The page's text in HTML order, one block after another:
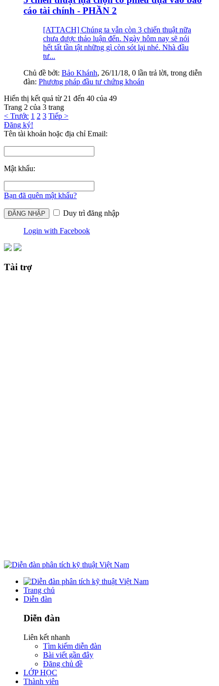
cáo tài chính - PHẦN 2
[ATTACH] Chúng ta vẫn còn 3 chiến thuật nữa
chưa được thảo luận đến. Ngày hôm nay sẽ nói
hết tất tần tật những gì còn sót lại nhé. Nhà đầu
tư...
Chủ đề bởi: Bảo Khánh, 26/11/18, 0 lần trả lời, trong diễn
đàn: Phương pháp đầu tư chứng khoán
Hiển thị kết quả từ 21 đến 40 của 49
Trang 2 của 3 trang
< Trước 1 2 3 Tiếp >
Đăng ký!
Tên tài khoản hoặc địa chỉ Email:
Mật khẩu:
Bạn đã quên mật khẩu?
Duy trì đăng nhập
Login with Facebook
Tài trợ
Trang chủ
Diễn đàn
Diễn đàn
Liên kết nhanh
Tìm kiếm diễn đàn
Bài viết gần đây
Đăng chủ đề
LỚP HỌC
Thành viên